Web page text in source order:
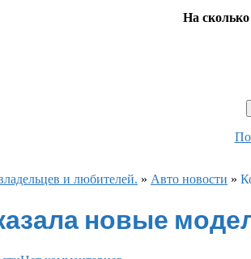
На
и любителей. » Авто новости »
новые